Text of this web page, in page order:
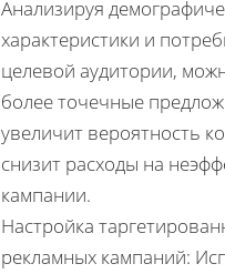
Анализируя
характеристики и
целевой аудитории,
более точечные
увеличит вероятность
снизит расходы на
кампании.
Настройка
рекламных кампаний: